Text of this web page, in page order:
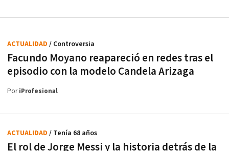
Facundo Moyano reapareció en redes tras el
episodio con la modelo Candela Arizaga
ACTUALIDAD / Controversia
PoriProfesional
El rol de Jorge Messi y la historia detrás de la
ACTUALIDAD / Tenía 68 años